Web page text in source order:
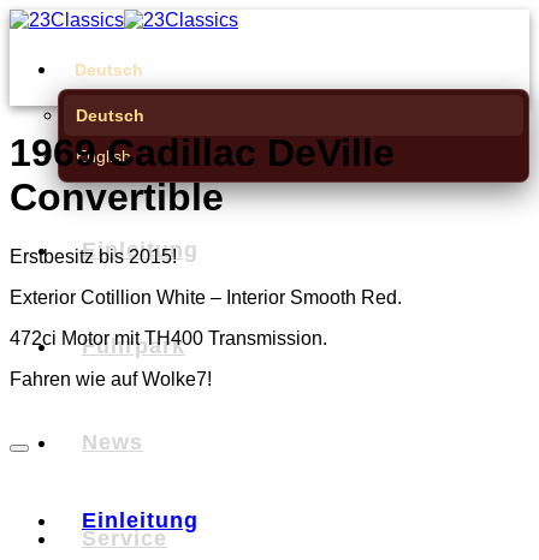
Zum
springenDeutsch
Deutsch
English
Einleitung
Fuhrpark
News
Service
1969 Cadillac DeVille
Convertible
Erstbesitz bis 2015!
Exterior Cotillion White – Interior Smooth Red.
472ci Motor mit TH400 Transmission.
Fahren wie auf Wolke7!
Einleitung